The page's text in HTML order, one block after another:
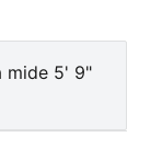
mide 5' 9"